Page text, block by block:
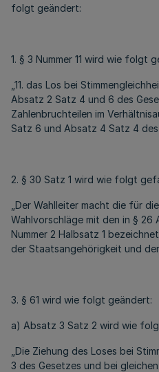
folgt geändert:
1. § 3 Nummer 11 wird wie folgt
„11. das Los bei
Absatz 2 Satz 4 und 6 des
Zahlenbruchteilen im
Satz 6 und Absatz 4 Satz 4 des
2. § 30 Satz 1 wird wie folgt
„Der Wahlleiter macht die für
Wahlvorschläge mit den in § 26
Nummer 2 Halbsatz 1
der Staatsangehörigkeit und
3. § 61 wird wie folgt geändert:
a) Absatz 3 Satz 2 wird wie
„Die Ziehung des Loses bei
3 des Gesetzes und bei